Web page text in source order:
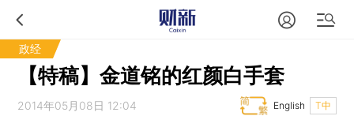
政经
【特稿】金道铭的红颜白手套
2014年05月08日 12:04 T中
English